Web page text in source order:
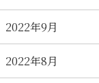
2022年9月
2022年8月